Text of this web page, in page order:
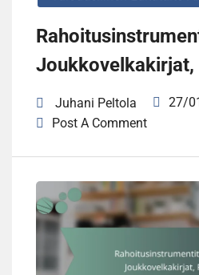
Joukkovelkakirjat,
Juhani Peltola
27/
Post A Comment